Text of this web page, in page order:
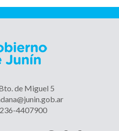
de Miguel 5
4407900